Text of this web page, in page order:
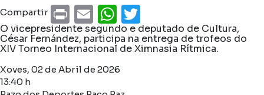
Compartir PrintEmailWhatsApp
O vicepresidente segundo e deputado de Cultura,
César Fernández, participa na entrega de trofeos do
XIV Torneo Internacional de Ximnasia Rítmica.
Xoves, 02 de Abril de 2026
13:40 h